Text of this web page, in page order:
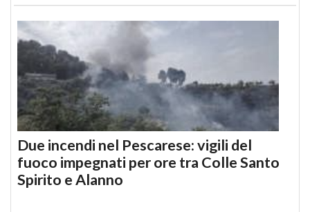
Due incendi nel Pescarese: vigili del
fuoco impegnati per ore tra Colle Santo
Spirito e Alanno